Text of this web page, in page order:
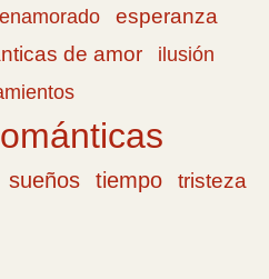
enamorado esperanza
de amor
ilusión
sueños tiempo
tristeza